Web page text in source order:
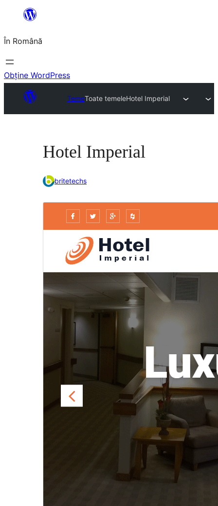
conținut
În Română
Obține WordPress
TemeToate temeleHotel Imperial
Hotel Imperial
britetechs